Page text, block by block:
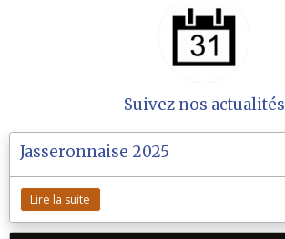
Suivez nos actualités
Jasseronnaise 2025
Lire la suite